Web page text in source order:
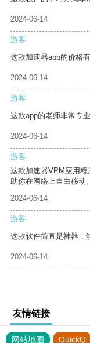
2024-06-14
游客
这款加速器app的价格
2024-06-14
游客
这款app的老师非常专
2024-06-14
游客
这款加速器VPM应用
助你在网络上自由移动。
2024-06-14
游客
这款软件简直是神器，
2024-06-14
友情链接
网站地图 QuickQ